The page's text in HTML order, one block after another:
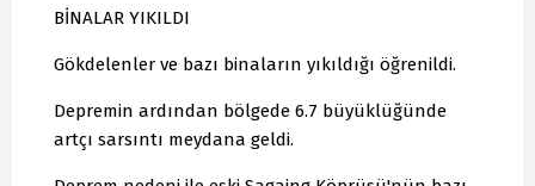
BİNALAR YIKILDI
Gökdelenler ve bazı binaların yıkıldığı öğrenildi.
Depremin ardından bölgede 6.7 büyüklüğünde
artçı sarsıntı meydana geldi.